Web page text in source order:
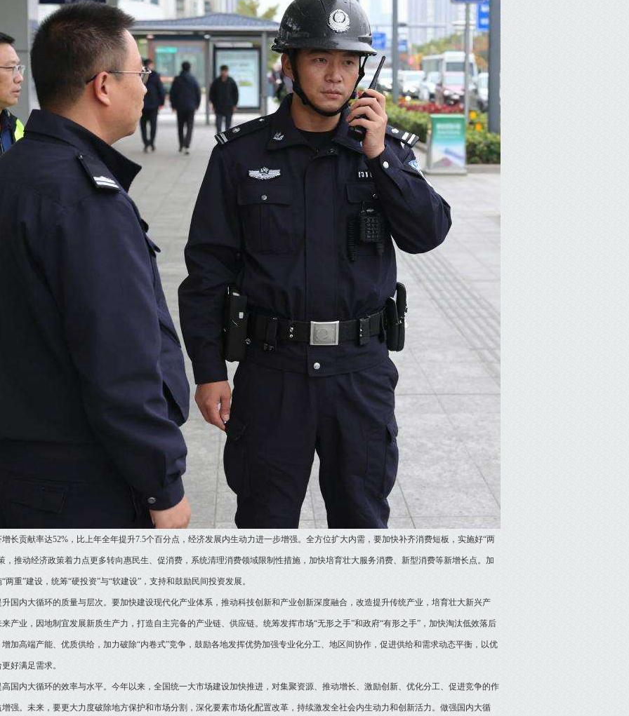
增长贡献率达52%，比上年全年提升7.5个百分点，经济发展内生动力进一步增强。全方位扩大内需，要加快补齐消费短板，实施好“两
，推动经济政策着力点更多转向惠民生、促消费，系统清理消费领域限制性措施，加快培育壮大服务消费、新型消费等新增长点。加
两重”建设，统筹“硬投资”与“软建设”，支持和鼓励民间投资发展。
升国内大循环的质量与层次。要加快建设现代化产业体系，推动科技创新和产业创新深度融合，改造提升传统产业，培育壮大新兴产
产业，因地制宜发展新质生产力，打造自主完备的产业链、供应链。统筹发挥市场“无形之手”和政府“有形之手”，加快淘汰低效落后
增加高端产能、优质供给，加力破除“内卷式”竞争，鼓励各地发挥优势加强专业化分工、地区间协作，促进供给和需求动态平衡，以优
好满足需求。
高国内大循环的效率与水平。今年以来，全国统一大市场建设加快推进，对集聚资源、推动增长、激励创新、优化分工、促进竞争的作
增强。未来，要更大力度破除地方保护和市场分割，深化要素市场化配置改革，持续激发全社会内生动力和创新活力。做强国内大循